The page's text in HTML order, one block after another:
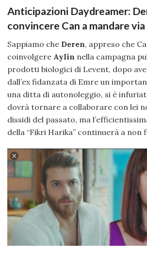
Anticipazioni Daydreamer:
convincere Can a mandare
Sappiamo che Deren, appreso che
coinvolgere Aylin nella campagna
prodotti biologici di Levent, dopo
dall’ex fidanzata di Emre un
una ditta di autonoleggio, si è
dovrà tornare a collaborare con lei
dissidi del passato, ma
della “Fikri Harika” continuerà a non